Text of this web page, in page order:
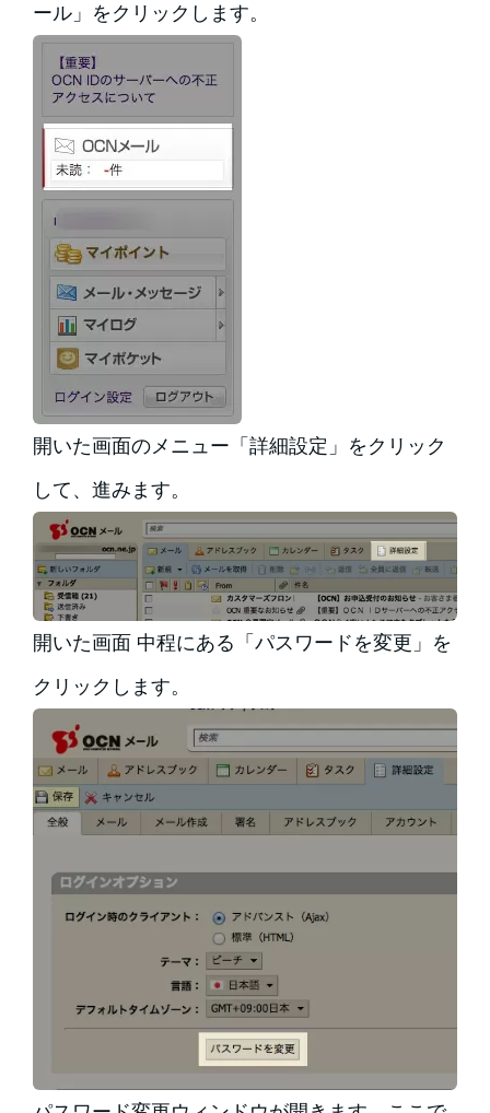
ール」をクリックします。
開いた画面のメニュー「詳細設定」をクリック
して、進みます。
開いた画面 中程にある「パスワードを変更」を
クリックします。